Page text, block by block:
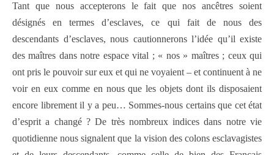
Tant que nous accepterons le fait que nos ancêtres soient
désignés en termes d’esclaves, ce qui fait de nous des
descendants d’esclaves, nous cautionnerons l’idée qu’il existe
des maîtres dans notre espace vital ; « nos » maîtres ; ceux qui
ont pris le pouvoir sur eux et qui ne voyaient – et continuent à ne
voir en eux comme en nous que les objets dont ils disposaient
encore librement il y a peu… Sommes-nous certains que cet état
d’esprit a changé ? De très nombreux indices dans notre vie
quotidienne nous signalent que la vision des colons esclavagistes